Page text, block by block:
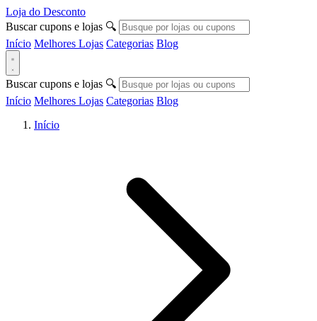
Loja do Desconto
Buscar cupons e lojas 🔍
Início Melhores Lojas Categorias Blog
Buscar cupons e lojas 🔍
Início Melhores Lojas Categorias Blog
Início